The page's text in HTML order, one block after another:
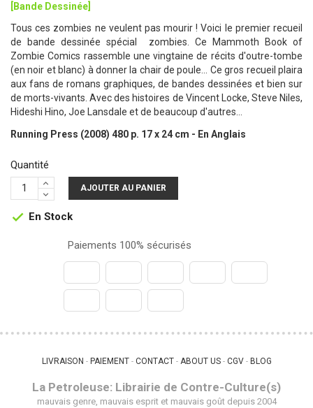
[Bande Dessinée]
Tous ces zombies ne veulent pas mourir ! Voici le premier recueil
de bande dessinée spécial zombies. Ce Mammoth Book of
Zombie Comics rassemble une vingtaine de récits d'outre-tombe
(en noir et blanc) à donner la chair de poule... Ce gros recueil plaira
aux fans de romans graphiques, de bandes dessinées et bien sur
de morts-vivants. Avec des histoires de Vincent Locke, Steve Niles,
Hideshi Hino, Joe Lansdale et de beaucoup d'autres…
Running Press (2008) 480 p. 17 x 24 cm - En Anglais
Quantité
AJOUTER AU PANIER
 En Stock
Paiements 100% sécurisés
LIVRAISON - PAIEMENT - CONTACT - ABOUT US - CGV - BLOG
La Petroleuse: Librairie de Contre-Culture(s)
mauvais genre, mauvais esprit et mauvais goût depuis 2004